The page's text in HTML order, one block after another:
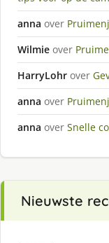
anna over
Wilmie over
HarryLohr over
anna over
anna over Snelle
Nieuwste